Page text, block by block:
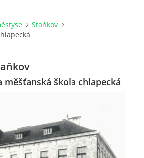
Staňkov
měšťanská škola chlapecká